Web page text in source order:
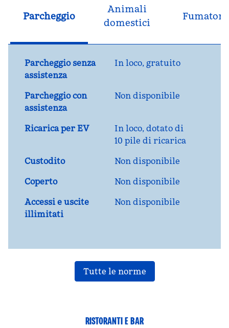
Parcheggio
Animali
domestici
Fumatori
Parcheggio senza
assistenza
In loco, gratuito
Parcheggio con
assistenza
Non disponibile
Ricarica per EV In loco, dotato di
10 pile di ricarica
Custodito
Non disponibile
Coperto
Non disponibile
Accessi e uscite
illimitati
Non disponibile
Tutte le norme
RISTORANTI E BAR